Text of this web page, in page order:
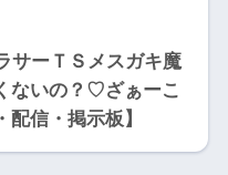
サーＴＳメスガキ魔
ないの？♡ざぁーこ
信・掲示板】